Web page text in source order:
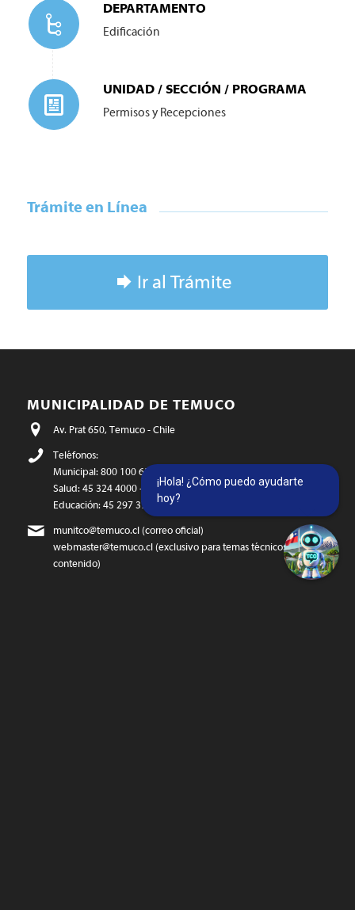
DEPARTAMENTO
Edificación
UNIDAD / SECCIÓN / PROGRAMA
Permisos y Recepciones
Trámite en Línea
Ir al Trámite
MUNICIPALIDAD DE TEMUCO
Av. Prat 650, Temuco - Chile
Teléfonos:
Municipal: 800 100 650
Salud: 45 324 4000 - 45 324 4083
Educación: 45 297 3771
munitco@temuco.cl(correo oficial)
webmaster@temuco.cl(exclusivo para temas técnicos y de
contenido)
¡Hola! ¿Cómo puedo ayudarte
hoy?